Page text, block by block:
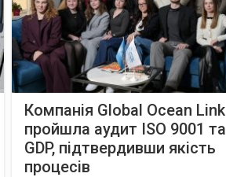
Компанія Global Ocean Link
пройшла аудит ISO 9001 та
GDP, підтвердивши якість
процесів